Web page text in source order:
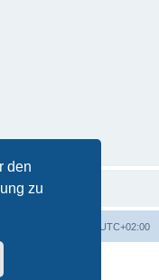
den
zu
UTC+02:00
phpBB Limited
phpBB.de